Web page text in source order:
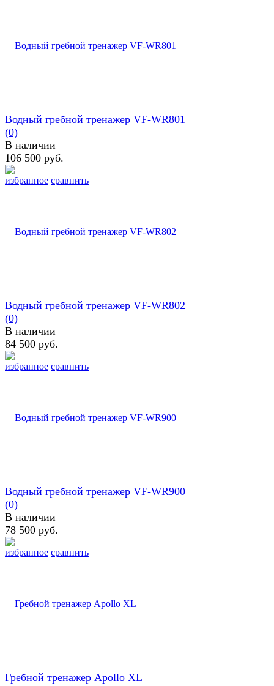
избранное сравнить
Водный гребной тренажер VF-WR801
(0)
В наличии
106 500 руб.
избранное сравнить
Водный гребной тренажер VF-WR802
(0)
В наличии
84 500 руб.
избранное сравнить
Водный гребной тренажер VF-WR900
(0)
В наличии
78 500 руб.
Гребной тренажер Apollo XL